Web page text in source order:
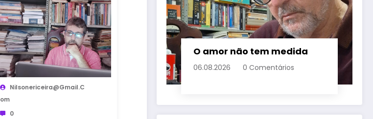
Nilsonericeira@gmail.c
Om
0
O amor não tem medida
06.08.2026 0 Comentários